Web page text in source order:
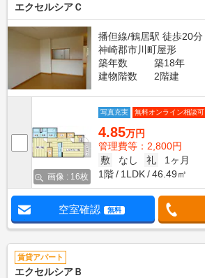
エクセルシアＣ
播但線/鶴居駅 徒歩20分
神崎郡市川町屋形
築年数
築18年
建物階数
2階建
画像 : 16枚
写真充実 無料オンライン相談可
4.85万円
管理費等：2,800円
敷
なし 礼
1ヶ月
1階
1LDK 46.49㎡
空室確認 無料
賃貸アパート
エクセルシアＢ